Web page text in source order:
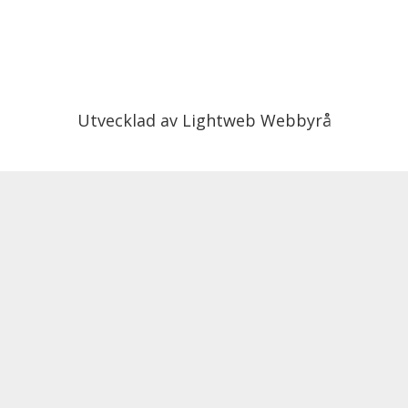
Utvecklad av Lightweb Webbyrå